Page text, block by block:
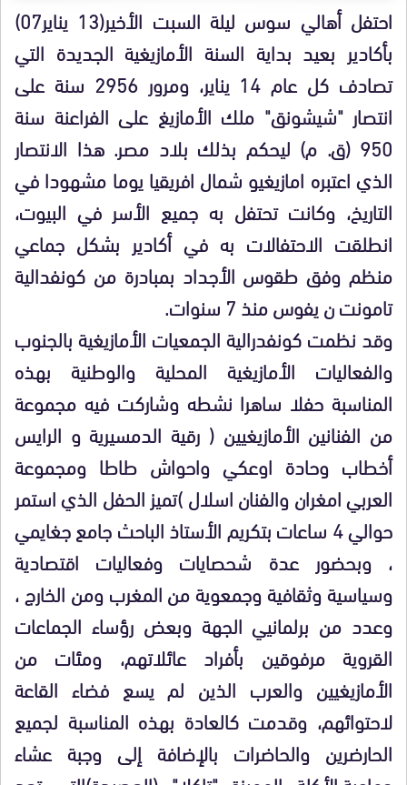
احتفل أهالي سوس ليلة السبت الأخير(13 يناير07)
بأكادير بعيد بداية السنة الأمازيغية الجديدة التي
تصادف كل عام 14 يناير، ومرور 2956 سنة على
انتصار "شيشونق" ملك الأمازيغ على الفراعنة سنة
950 (ق. م) ليحكم بذلك بلاد مصر. هذا الانتصار
الذي اعتبره امازيغيو شمال افريقيا يوما مشهودا في
التاريخ، وكانت تحتفل به جميع الأسر في البيوت،
انطلقت الاحتفالات به في أكادير بشكل جماعي
منظم وفق طقوس الأجداد بمبادرة من كونفدالية
تامونت ن يفوس منذ 7 سنوات.
وقد نظمت كونفدرالية الجمعيات الأمازيغية بالجنوب
والفعاليات الأمازيغية المحلية والوطنية بهذه
المناسبة حفلا ساهرا نشطه وشاركت فيه مجموعة
من الفنانين الأمازيغيين ( رقية الدمسيرية و الرايس
أخطاب وحادة اوعكي واحواش طاطا ومجموعة
العربي امغران والفنان اسلال )تميز الحفل الذي استمر
حوالي 4 ساعات بتكريم الأستاذ الباحث جامع جغايمي
، وبحضور عدة شحصايات وفعاليات اقتصادية
وسياسية وثقافية وجمعوية من المغرب ومن الخارج ،
وعدد من برلمانيي الجهة وبعض رؤساء الجماعات
القروية مرفوقين بأفراد عائلاتهم، ومئات من
الأمازيغيين والعرب الذين لم يسع فضاء القاعة
لاحتوائهم، وقدمت كالعادة بهذه المناسبة لجميع
الحارضرين والحاضرات بالإضافة إلى وجبة عشاء